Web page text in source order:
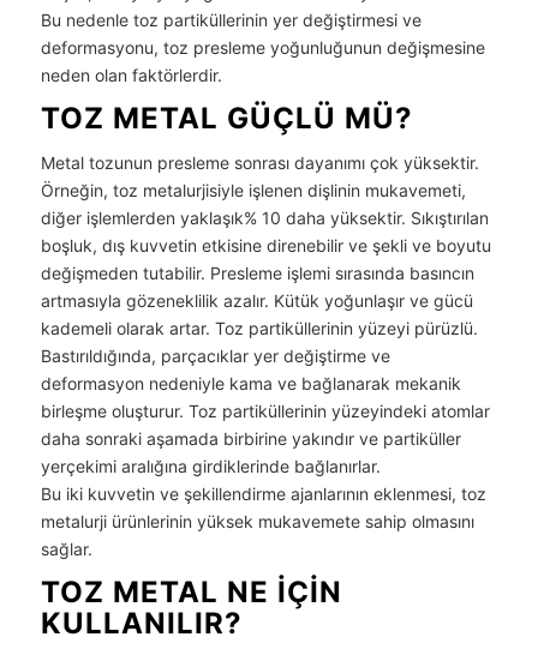
Bu nedenle toz partiküllerinin yer değiştirmesi ve
deformasyonu, toz presleme yoğunluğunun değişmesine
neden olan faktörlerdir.
TOZ METAL GÜÇLÜ MÜ?
Metal tozunun presleme sonrası dayanımı çok yüksektir.
Örneğin, toz metalurjisiyle işlenen dişlinin mukavemeti,
diğer işlemlerden yaklaşık% 10 daha yüksektir. Sıkıştırılan
boşluk, dış kuvvetin etkisine direnebilir ve şekli ve boyutu
değişmeden tutabilir. Presleme işlemi sırasında basıncın
artmasıyla gözeneklilik azalır. Kütük yoğunlaşır ve gücü
kademeli olarak artar. Toz partiküllerinin yüzeyi pürüzlü.
Bastırıldığında, parçacıklar yer değiştirme ve
deformasyon nedeniyle kama ve bağlanarak mekanik
birleşme oluşturur. Toz partiküllerinin yüzeyindeki atomlar
daha sonraki aşamada birbirine yakındır ve partiküller
yerçekimi aralığına girdiklerinde bağlanırlar.
Bu iki kuvvetin ve şekillendirme ajanlarının eklenmesi, toz
metalurji ürünlerinin yüksek mukavemete sahip olmasını
sağlar.
TOZ METAL NE IÇIN
KULLANILIR?